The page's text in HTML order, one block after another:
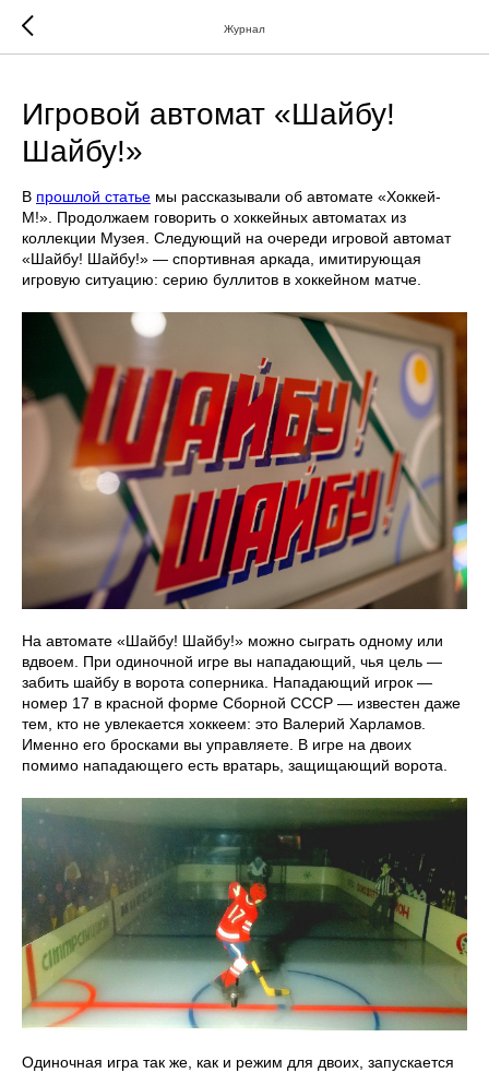
Журнал
Игровой автомат «Шайбу!
Шайбу!»
В прошлой статье мы рассказывали об автомате «Хоккей-
М!». Продолжаем говорить о хоккейных автоматах из
коллекции Музея. Следующий на очереди игровой автомат
«Шайбу! Шайбу!» — спортивная аркада, имитирующая
игровую ситуацию: серию буллитов в хоккейном матче.
На автомате «Шайбу! Шайбу!» можно сыграть одному или
вдвоем. При одиночной игре вы нападающий, чья цель —
забить шайбу в ворота соперника. Нападающий игрок —
номер 17 в красной форме Сборной СССР — известен даже
тем, кто не увлекается хоккеем: это Валерий Харламов.
Именно его бросками вы управляете. В игре на двоих
помимо нападающего есть вратарь, защищающий ворота.
Одиночная игра так же, как и режим для двоих, запускается